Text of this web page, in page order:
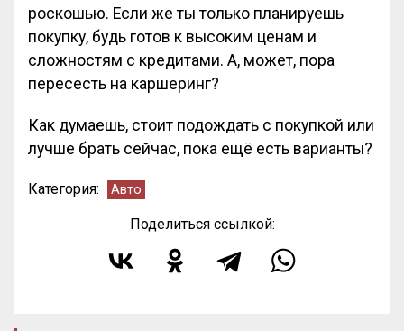
роскошью. Если же ты только планируешь
покупку, будь готов к высоким ценам и
сложностям с кредитами. А, может, пора
пересесть на каршеринг?
Как думаешь, стоит подождать с покупкой или
лучше брать сейчас, пока ещё есть варианты?
Категория: Авто
Поделиться ссылкой: